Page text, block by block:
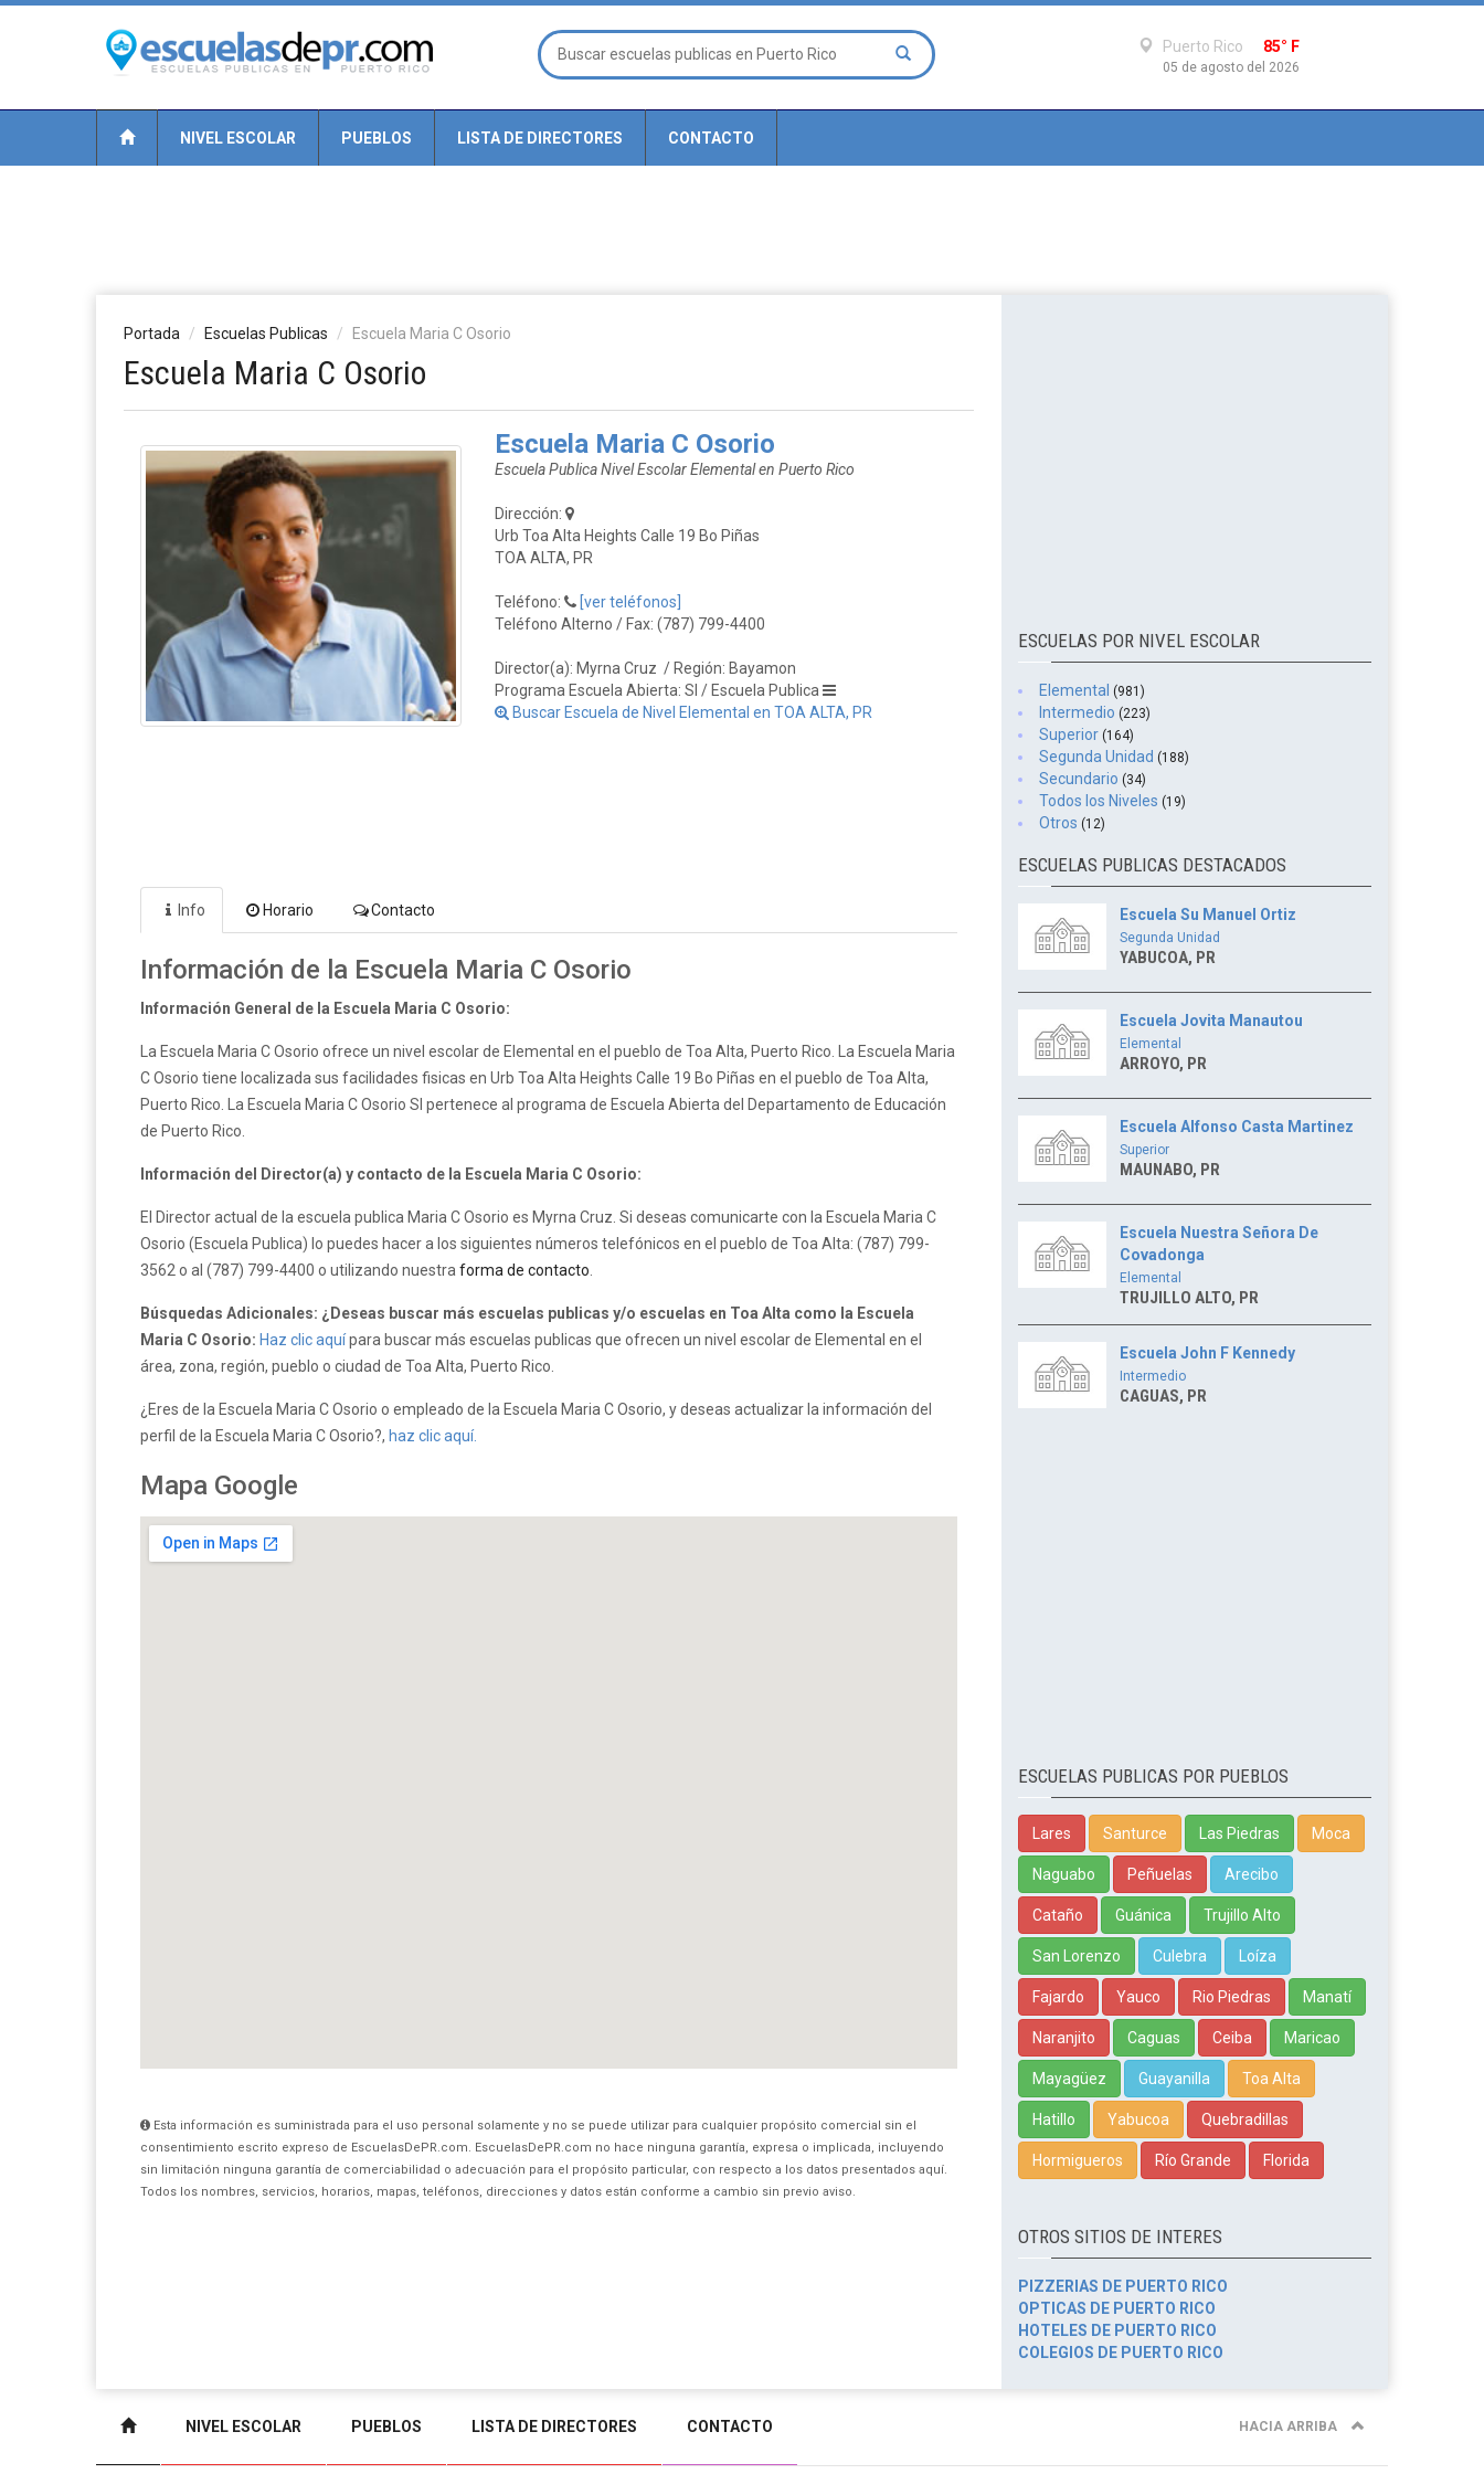
Puerto Rico 85° F
05 de agosto del 2026
NIVEL ESCOLAR PUEBLOS LISTA DE DIRECTORES CONTACTO
Portada Escuelas Publicas Escuela Maria C Osorio
Escuela Maria C Osorio
Escuela Maria C Osorio
Escuela Publica Nivel Escolar Elemental en Puerto Rico
Dirección:
Urb Toa Alta Heights Calle 19 Bo Piñas
TOA ALTA, PR
Teléfono:
[ver teléfonos]
Teléfono Alterno / Fax: (787) 799-4400
Director(a): Myrna Cruz / Región: Bayamon
Programa Escuela Abierta: SI / Escuela Publica
Buscar Escuela de Nivel Elemental en TOA ALTA, PR
Info Horario Contacto
Información de la Escuela Maria C Osorio
Información General de la Escuela Maria C Osorio:
La Escuela Maria C Osorio ofrece un nivel escolar de Elemental en el pueblo de Toa Alta, Puerto Rico. La Escuela Maria
C Osorio tiene localizada sus facilidades fisicas en Urb Toa Alta Heights Calle 19 Bo Piñas en el pueblo de Toa Alta,
Puerto Rico. La Escuela Maria C Osorio SI pertenece al programa de Escuela Abierta del Departamento de Educación
de Puerto Rico.
Información del Director(a) y contacto de la Escuela Maria C Osorio:
El Director actual de la escuela publica Maria C Osorio es Myrna Cruz. Si deseas comunicarte con la Escuela Maria C
Osorio (Escuela Publica) lo puedes hacer a los siguientes números telefónicos en el pueblo de Toa Alta: (787) 799-
3562 o al (787) 799-4400 o utilizando nuestra forma de contacto
Búsquedas Adicionales: ¿Deseas buscar más escuelas publicas y/o escuelas en Toa Alta como la Escuela
Maria C Osorio: Haz clic aquípara buscar más escuelas publicas que ofrecen un nivel escolar de Elemental en el
área, zona, región, pueblo o ciudad de Toa Alta, Puerto Rico.
¿Eres de la Escuela Maria C Osorio o empleado de la Escuela Maria C Osorio, y deseas actualizar la información del
perfil de la Escuela Maria C Osorio?, haz clic aquí.
Mapa Google
Esta información es suministrada para el uso personal solamente y no se puede utilizar para cualquier propósito comercial sin el
consentimiento escrito expreso de EscuelasDePR.com. EscuelasDePR.com no hace ninguna garantía, expresa o implicada, incluyendo
sin limitación ninguna garantía de comerciabilidad o adecuación para el propósito particular, con respecto a los datos presentados aquí.
Todos los nombres, servicios, horarios, mapas, teléfonos, direcciones y datos están conforme a cambio sin previo aviso.
ESCUELAS POR NIVEL ESCOLAR
Elemental (981)
Intermedio (223)
Superior (164)
Segunda Unidad (188)
Secundario (34)
Todos los Niveles (19)
Otros (12)
ESCUELAS PUBLICAS DESTACADOS
Escuela Su Manuel Ortiz
Segunda Unidad
YABUCOA, PR
Escuela Jovita Manautou
Elemental
ARROYO, PR
Escuela Alfonso Casta Martinez
Superior
MAUNABO, PR
Escuela Nuestra Señora De
Covadonga
Elemental
TRUJILLO ALTO, PR
Escuela John F Kennedy
Intermedio
CAGUAS, PR
ESCUELAS PUBLICAS POR PUEBLOS
Lares Santurce Las Piedras Moca
Naguabo Peñuelas Arecibo
Cataño Guánica Trujillo Alto
San Lorenzo Culebra Loíza
Fajardo Yauco Rio Piedras Manatí
Naranjito Caguas Ceiba Maricao
Mayagüez Guayanilla Toa Alta
Hatillo Yabucoa Quebradillas
Hormigueros Río Grande Florida
OTROS SITIOS DE INTERES
PIZZERIAS DE PUERTO RICO
OPTICAS DE PUERTO RICO
HOTELES DE PUERTO RICO
COLEGIOS DE PUERTO RICO
NIVEL ESCOLAR PUEBLOS LISTA DE DIRECTORES CONTACTO HACIA ARRIBA